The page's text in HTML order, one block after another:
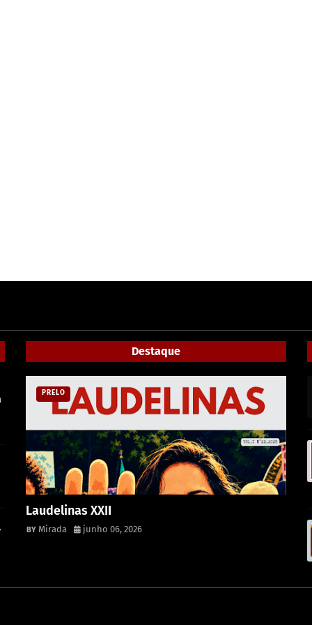
Destaque
PRELO
Laudelinas XXII
Mirada junho 06, 2026